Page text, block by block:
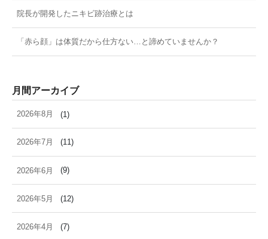
院長が開発したニキビ跡治療とは
「赤ら顔」は体質だから仕方ない…と諦めていませんか？
月間アーカイブ
2026年8月 (1)
2026年7月 (11)
2026年6月 (9)
2026年5月 (12)
2026年4月 (7)